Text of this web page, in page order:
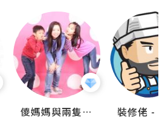
儍媽媽與兩隻小魔怪之家